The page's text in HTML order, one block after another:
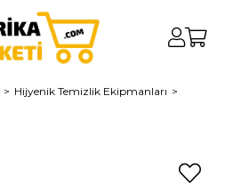
Hijyenik Temizlik Ekipmanları